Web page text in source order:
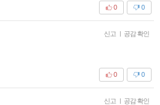
0
0
신고 | 공감 확인
0
0
신고 | 공감 확인